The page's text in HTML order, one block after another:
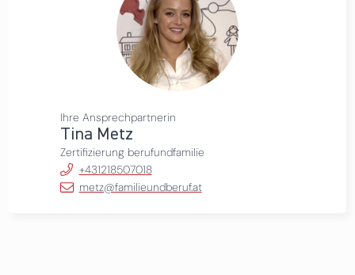
Ihre Ansprechpartnerin
Tina Metz
Zertifizierung berufundfamilie
+431218507018
metz@familieundberuf.at